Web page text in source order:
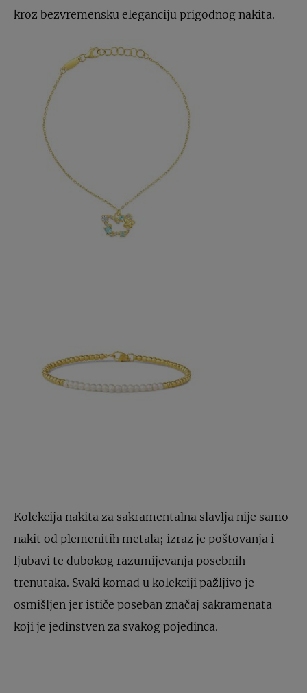
kroz bezvremensku eleganciju prigodnog nakita.
Kolekcija nakita za sakramentalna slavlja nije samo
nakit od plemenitih metala; izraz je poštovanja i
ljubavi te dubokog razumijevanja posebnih
trenutaka. Svaki komad u kolekciji pažljivo je
osmišljen jer ističe poseban značaj sakramenata
koji je jedinstven za svakog pojedinca.